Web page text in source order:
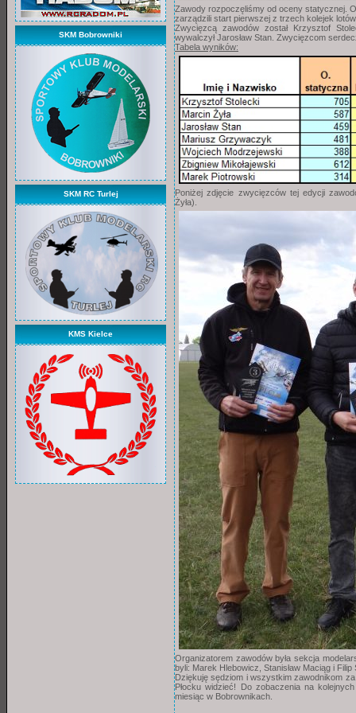
SKM Bobrowniki
SKM RC Turlej
KMS Kielce
Zawody rozpoczęliśmy od oceny statycznej.
zarządzili start pierwszej z trzech kolejek
Zwycięzcą zawodów został Krzysztof
wywalczył Jarosław Stan. Zwycięzcom
Tabela wyników:
Poniżej zdjęcie zwycięzców tej edycji
Żyła).
Organizatorem zawodów była sekcja
byli: Marek Hlebowicz, Stanisław Maciąg i Filip
Dziękuję sędziom i wszystkim zawodnikom
Płocku widzieć! Do zobaczenia na
miesiąc w Bobrownikach.